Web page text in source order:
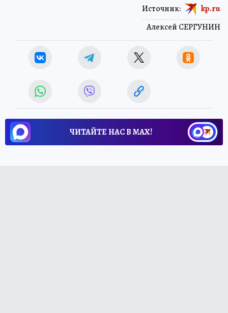
Алексей СЕРГУНИН
Источник: kp.ru
ЧИТАЙТЕ НАС В МАХ!